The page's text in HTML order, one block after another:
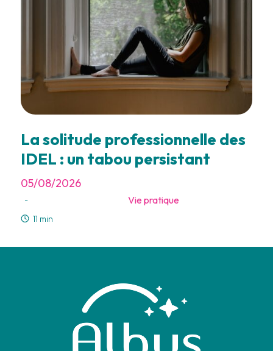
La solitude professionnelle des
IDEL : un tabou persistant
05/08/2026
- Vie pratique
11 min